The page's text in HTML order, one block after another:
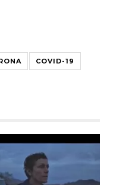
COVID-19
baru